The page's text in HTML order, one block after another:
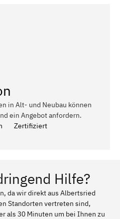
in Alt- und Neubau können
ein Angebot anfordern.
Zertifiziert
Hilfe?
da wir direkt aus Albertsried
Standorten vertreten sind,
als 30 Minuten um bei Ihnen zu